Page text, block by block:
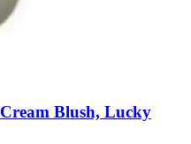
Cream Blush, Lucky